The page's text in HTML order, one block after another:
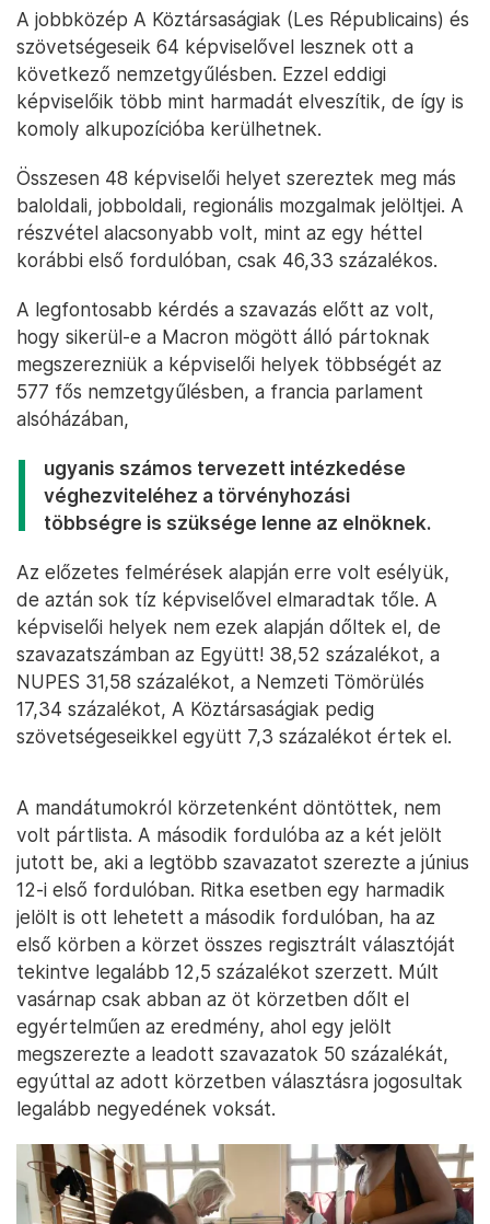
A jobbközép A Köztársaságiak (Les Républicains) és
szövetségeseik 64 képviselővel lesznek ott a
következő nemzetgyűlésben. Ezzel eddigi
képviselőik több mint harmadát elveszítik, de így is
komoly alkupozícióba kerülhetnek.
Összesen 48 képviselői helyet szereztek meg más
baloldali, jobboldali, regionális mozgalmak jelöltjei. A
részvétel alacsonyabb volt, mint az egy héttel
korábbi első fordulóban, csak 46,33 százalékos.
A legfontosabb kérdés a szavazás előtt az volt,
hogy sikerül-e a Macron mögött álló pártoknak
megszerezniük a képviselői helyek többségét az
577 fős nemzetgyűlésben, a francia parlament
alsóházában,
ugyanis számos tervezett intézkedése
véghezviteléhez a törvényhozási
többségre is szüksége lenne az elnöknek.
Az előzetes felmérések alapján erre volt esélyük,
de aztán sok tíz képviselővel elmaradtak tőle. A
képviselői helyek nem ezek alapján dőltek el, de
szavazatszámban az Együtt! 38,52 százalékot, a
NUPES 31,58 százalékot, a Nemzeti Tömörülés
17,34 százalékot, A Köztársaságiak pedig
szövetségeseikkel együtt 7,3 százalékot értek el.
A mandátumokról körzetenként döntöttek, nem
volt pártlista. A második fordulóba az a két jelölt
jutott be, aki a legtöbb szavazatot szerezte a június
12-i első fordulóban. Ritka esetben egy harmadik
jelölt is ott lehetett a második fordulóban, ha az
első körben a körzet összes regisztrált választóját
tekintve legalább 12,5 százalékot szerzett. Múlt
vasárnap csak abban az öt körzetben dőlt el
egyértelműen az eredmény, ahol egy jelölt
megszerezte a leadott szavazatok 50 százalékát,
egyúttal az adott körzetben választásra jogosultak
legalább negyedének voksát.